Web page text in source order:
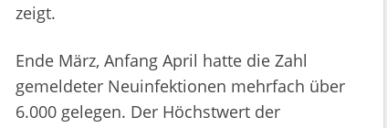
zeigt.
Ende März, Anfang April hatte die Zahl
gemeldeter Neuinfektionen mehrfach über
6.000 gelegen. Der Höchstwert der